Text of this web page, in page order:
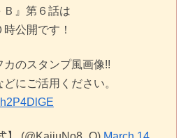
Ｂ』第６話は
公開です！
のスタンプ風画像!!
にご活用ください。